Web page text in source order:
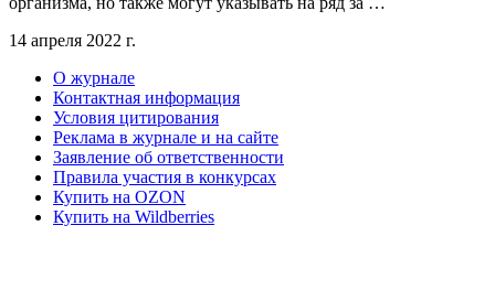
14 апреля 2022 г.
О журнале
Контактная информация
Условия цитирования
Реклама в журнале и на сайте
Заявление об ответственности
Правила участия в конкурсах
Купить на OZON
Купить на Wildberries